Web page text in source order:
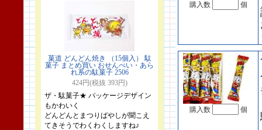
菓道 どんどん焼き （15個入） 駄
菓子 まとめ買い おせんべい・あら
れ系の駄菓子 2506
424円(税抜 393円)
ザ・駄菓子★ パッケージデザイン
もかわいく
どんどんとまつりばやしが聞こえ
てきそうでわくわくしますね♪
購入数 個
購入数 個